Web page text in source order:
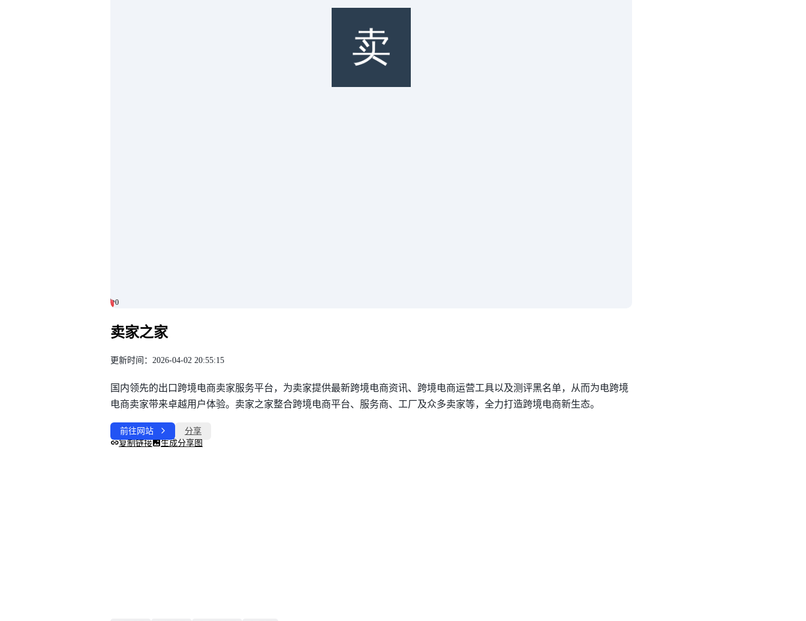
0
0
卖家之家
更新时间：2026-04-02 20:55:15
国内领先的出口跨境电商卖家服务平台，为卖家提供最新跨境电商资讯、跨境电商运营工具以及测评黑名单，从而为电跨境
电商卖家带来卓越用户体验。卖家之家整合跨境电商平台、服务商、工厂及众多卖家等，全力打造跨境电商新生态。
前往网站
分享
复制链接
生成分享图